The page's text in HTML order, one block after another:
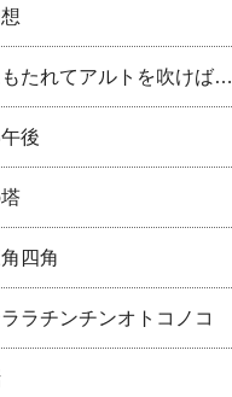
もたれてアルトを吹けば…
後
四角
ララチンチンオトコノコ